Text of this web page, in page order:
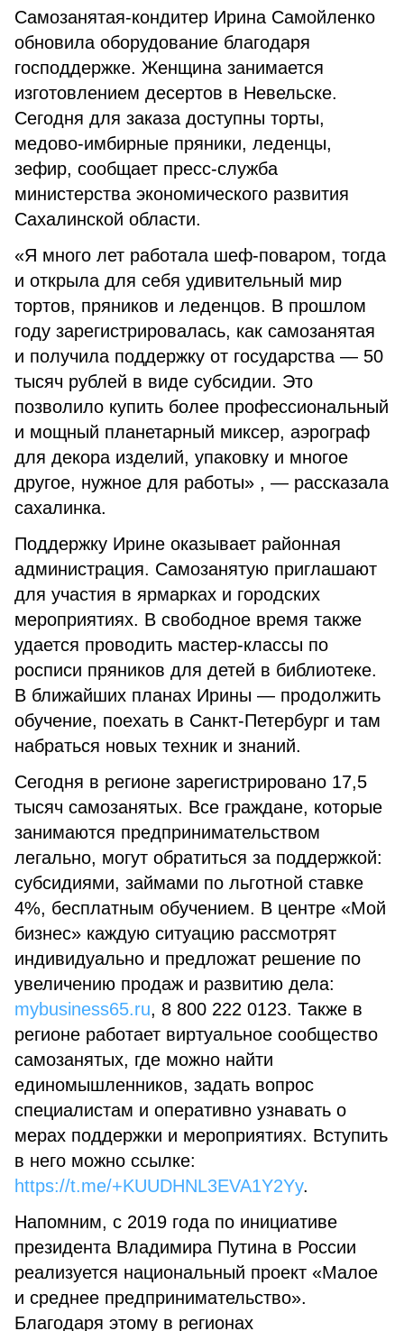
Самозанятая-кондитер Ирина Самойленко
обновила оборудование благодаря
господдержке. Женщина занимается
изготовлением десертов в Невельске.
Сегодня для заказа доступны торты,
медово-имбирные пряники, леденцы,
зефир, сообщает пресс-служба
министерства экономического развития
Сахалинской области.
«Я много лет работала шеф-поваром, тогда
и открыла для себя удивительный мир
тортов, пряников и леденцов. В прошлом
году зарегистрировалась, как самозанятая
и получила поддержку от государства — 50
тысяч рублей в виде субсидии. Это
позволило купить более профессиональный
и мощный планетарный миксер, аэрограф
для декора изделий, упаковку и многое
другое, нужное для работы» , — рассказала
сахалинка.
Поддержку Ирине оказывает районная
администрация. Самозанятую приглашают
для участия в ярмарках и городских
мероприятиях. В свободное время также
удается проводить мастер-классы по
росписи пряников для детей в библиотеке.
В ближайших планах Ирины — продолжить
обучение, поехать в Санкт-Петербург и там
набраться новых техник и знаний.
Сегодня в регионе зарегистрировано 17,5
тысяч самозанятых. Все граждане, которые
занимаются предпринимательством
легально, могут обратиться за поддержкой:
субсидиями, займами по льготной ставке
4%, бесплатным обучением. В центре «Мой
бизнес» каждую ситуацию рассмотрят
индивидуально и предложат решение по
увеличению продаж и развитию дела:
mybusiness65.ru, 8 800 222 0123. Также в
регионе работает виртуальное сообщество
самозанятых, где можно найти
единомышленников, задать вопрос
специалистам и оперативно узнавать о
мерах поддержки и мероприятиях. Вступить
в него можно ссылке:
https://t.me/+KUUDHNL3EVA1Y2Yy.
Напомним, с 2019 года по инициативе
президента Владимира Путина в России
реализуется национальный проект «Малое
и среднее предпринимательство».
Благодаря этому в регионах